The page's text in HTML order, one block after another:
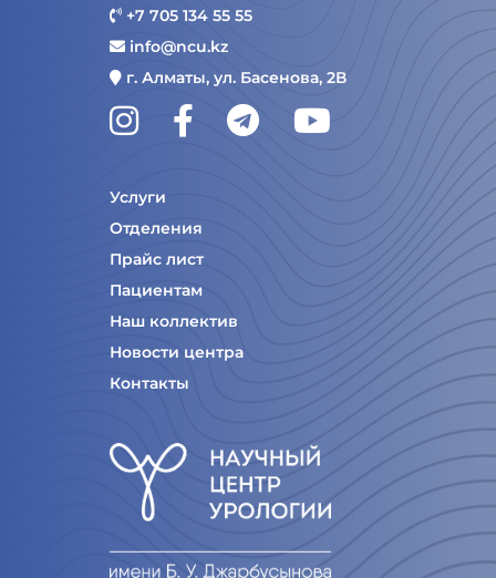
+7 705 134 55 55
info@ncu.kz
г. Алматы, ул. Басенова, 2В
Услуги
Отделения
Прайс лист
Пациентам
Наш коллектив
Новости центра
Контакты